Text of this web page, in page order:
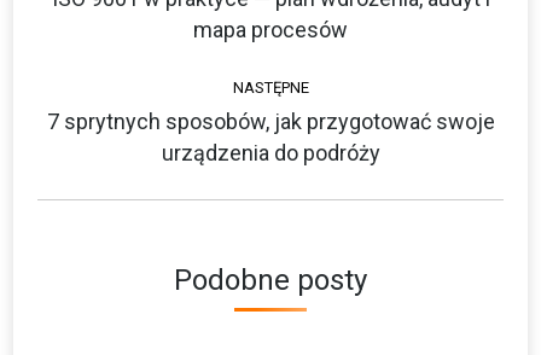
Poprzedni
wpis:
mapa procesów
NASTĘPNE
Następny
wpis:
7 sprytnych sposobów, jak przygotować swoje
urządzenia do podróży
Podobne posty